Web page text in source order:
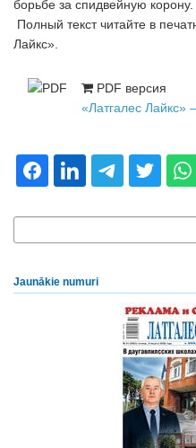
борьбе за спидвейную корону.
Полный текст читайте в
Лайкс».
PDF версия
«Латгалес Лайкс»
Jaunākie numuri